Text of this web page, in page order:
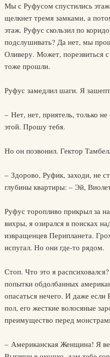
Мы с Руфусом спустились
щелкнет тремя замками, а
этаж. Руфус скользил по
подслушивать? Да нет, мы
Оливеру. Может, порезвиться
тоже прошли.
Руфус замедлил шаги. Я
– Нет, нет, приятель, только
этой. Прошу тебя.
Но он позвонил. Гектор
– Здорово, Руфик, заходи, не
глубины квартиры: – Эй,
Руфус торопливо прикрыл за
вихры, я озирался в поисках
извращенцев Перипланета.
испугал. Но они где-то рядом.
Стоп. Что это я
попытки обдолбанных
опасаться нечего. И даже если
пол, его жесткие волосяные
преимущество перед
– Американская Женщина! Я